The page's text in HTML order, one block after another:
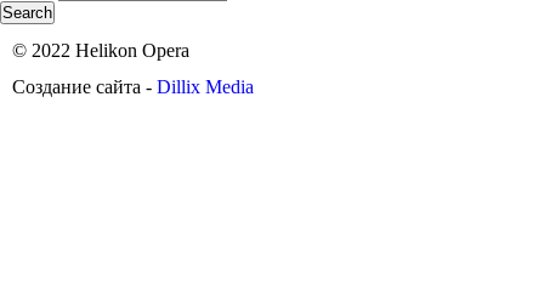
© 2022 Helikon Opera
Создание сайта - Dillix Media